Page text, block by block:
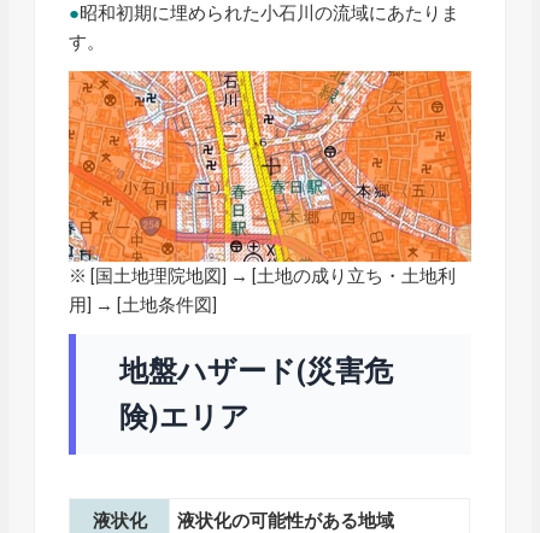
●昭和初期に埋められた小石川の流域にあたりま
す。
※ [国土地理院地図] → [土地の成り立ち・土地利
用] → [土地条件図]
地盤ハザード(災害危
険)エリア
液状化 液状化の可能性がある地域